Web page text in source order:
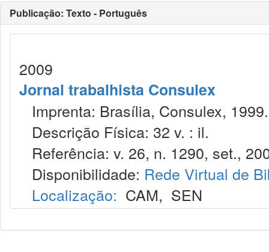
Publicação: Texto - Português
2009
Jornal trabalhista Consulex
Imprenta: Brasília, Consulex, 1999.
Descrição Física: 32 v. : il.
Referência: v. 26, n. 1290, set.,
Disponibilidade: Rede Virtual de
Localização: CAM, SEN